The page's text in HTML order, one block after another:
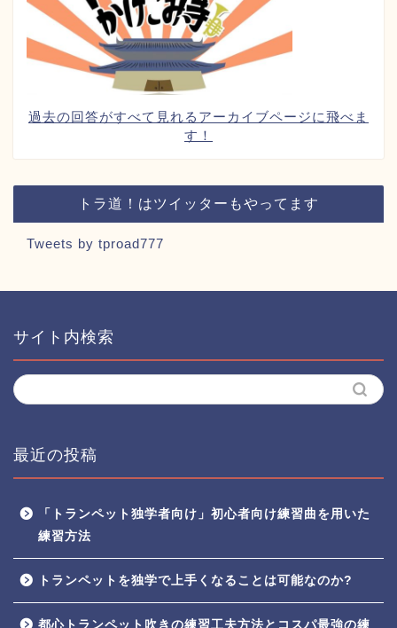
過去の回答がすべて見れるアーカイブページに飛べま
す！
トラ道！はツイッターもやってます
Tweets by tproad777
サイト内検索
最近の投稿
「トランペット独学者向け」初心者向け練習曲を用いた
練習方法
トランペットを独学で上手くなることは可能なのか?
都心トランペット吹きの練習工夫方法とコスパ最強の練